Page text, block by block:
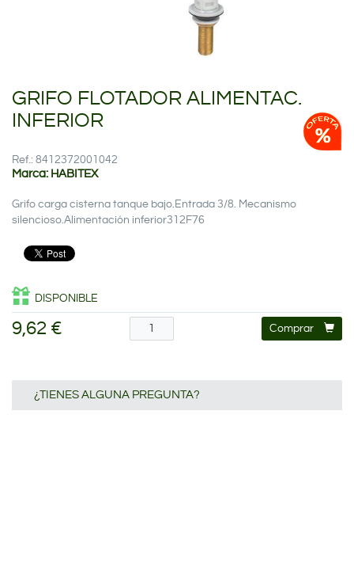
GRIFO FLOTADOR ALIMENTAC.
INFERIOR
Ref.: 8412372001042
Marca: HABITEX
Grifo carga cisterna tanque bajo.Entrada 3/8. Mecanismo
silencioso.Alimentación inferior312F76
DISPONIBLE
9,62 € Comprar
¿TIENES ALGUNA PREGUNTA?